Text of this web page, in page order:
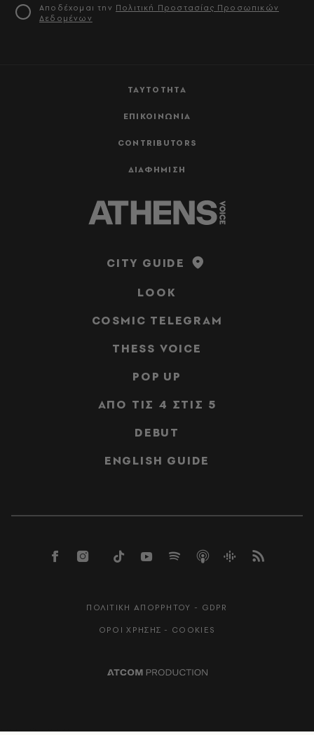
ΤΑΥΤΟΤΗΤΑ
ΕΠΙΚΟΙΝΩΝΙΑ
CONTRIBUTORS
ΔΙΑΦΗΜΙΣΗ
Αποδέχομαι την Πολιτική Προστασίας Προσωπικών
Δεδομένων
CITY GUIDE
LOOK
COSMIC TELEGRAM
THESS VOICE
POP UP
ΑΠΟ ΤΙΣ 4 ΣΤΙΣ 5
DEBUT
ENGLISH GUIDE
ΠΟΛΙΤΙΚΗ ΑΠΟΡΡΗΤΟΥ - GDPR
ΟΡΟΙ ΧΡΗΣΗΣ - COOKIES